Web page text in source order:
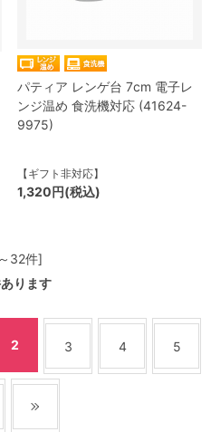
パティア レンゲ台 7cm 電子レ
ンジ温め 食洗機対応 (41624-
9975)
【ギフト非対応】
1,320円(税込)
32件]
ります
2 3 4 5